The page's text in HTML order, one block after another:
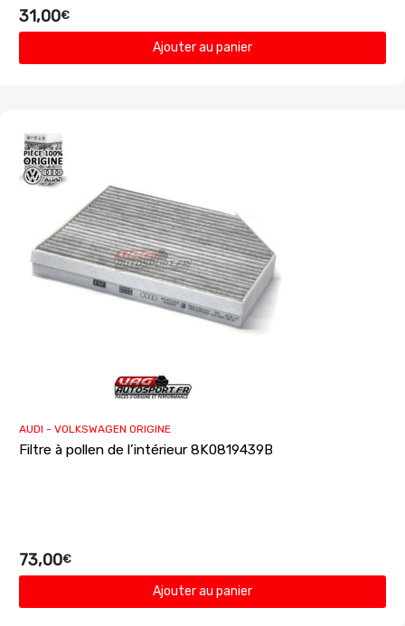
31,00€
Ajouter au panier
AUDI - VOLKSWAGEN ORIGINE
Filtre à pollen de l’intérieur 8K0819439B
73,00€
Ajouter au panier